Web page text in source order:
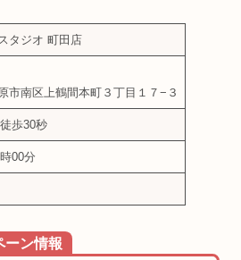
タジオ 町田店
市南区上鶴間本町３丁目１７−３
歩30秒
00分
ーン情報